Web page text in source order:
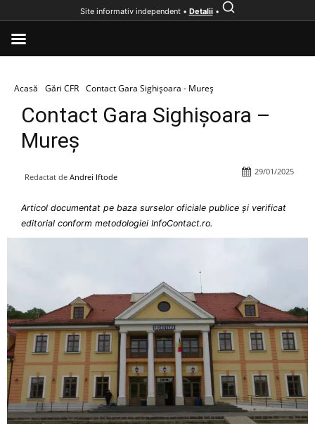
Acasă Gări CFR Contact Gara Sighișoara - Mureș
Contact Gara Sighișoara –
Mureș
Redactat de Andrei Iftode
29/01/2025
Articol documentat pe baza surselor oficiale publice și verificat
editorial conform metodologiei InfoContact.ro.
Site informativ independent • Detalii•